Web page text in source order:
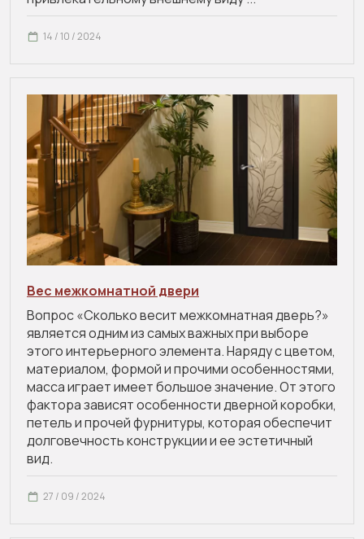
14 / 10 / 2024
Вес межкомнатной двери
Вопрос «Сколько весит межкомнатная дверь?»
является одним из самых важных при выборе
этого интерьерного элемента. Наряду с цветом,
материалом, формой и прочими особенностями,
масса играет имеет большое значение. От этого
фактора зависят особенности дверной коробки,
петель и прочей фурнитуры, которая обеспечит
долговечность конструкции и ее эстетичный
вид.
27 / 09 / 2024